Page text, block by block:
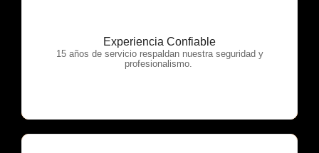
Experiencia Confiable
15 años de servicio respaldan nuestra seguridad y
profesionalismo.
OTP Servicios